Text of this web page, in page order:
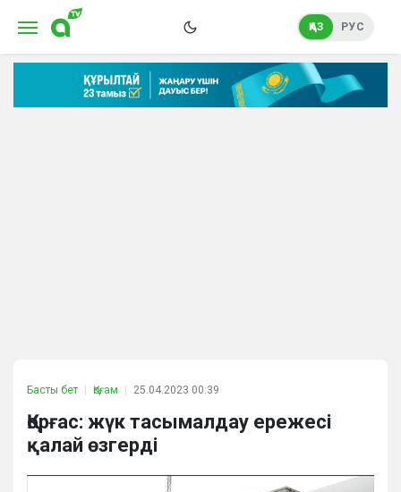
ҚАЗ РУС
Басты бет Қоғам 25.04.2023 00:39
Қорғас: жүк тасымалдау ережесі
қалай өзгерді